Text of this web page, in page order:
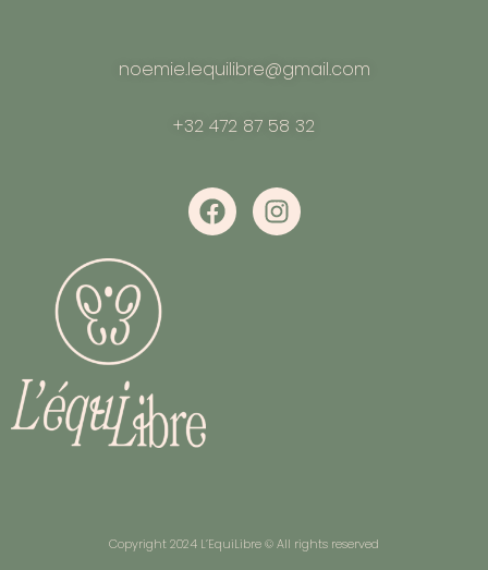
noemie.lequilibre@gmail.com
+32 472 87 58 32
Copyright 2024 L’EquiLibre © All rights reserved